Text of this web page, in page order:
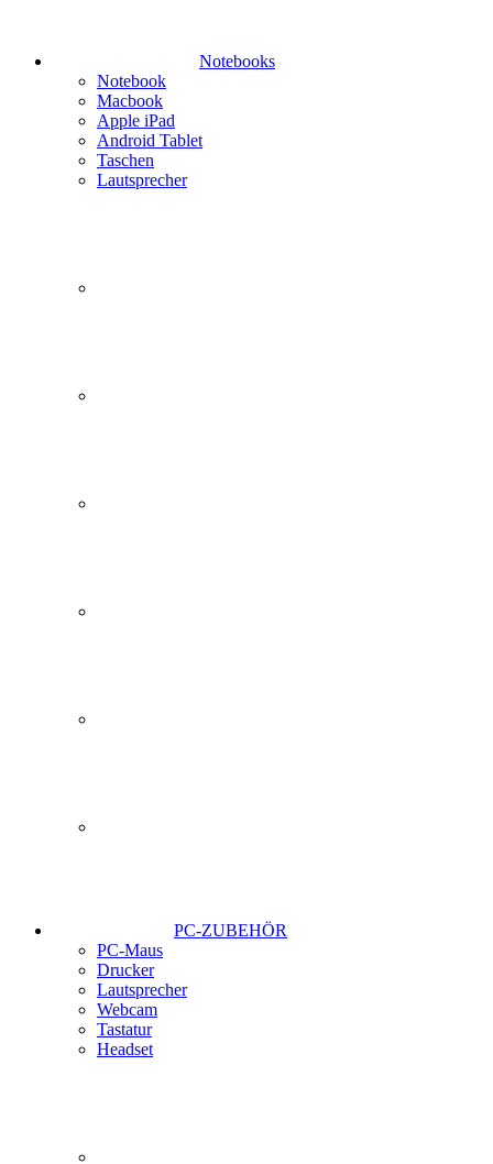
Notebooks
Notebook
Macbook
Apple iPad
Android Tablet
Taschen
Lautsprecher
PC-ZUBEHÖR
PC-Maus
Drucker
Lautsprecher
Webcam
Tastatur
Headset